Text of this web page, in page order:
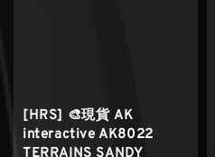
[HRS] 🎨現貨 AK
interactive AK8022
TERRAINS SANDY